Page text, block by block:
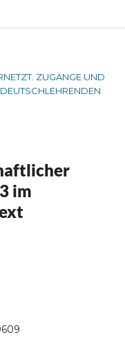
ZUGÄNGE UND
im